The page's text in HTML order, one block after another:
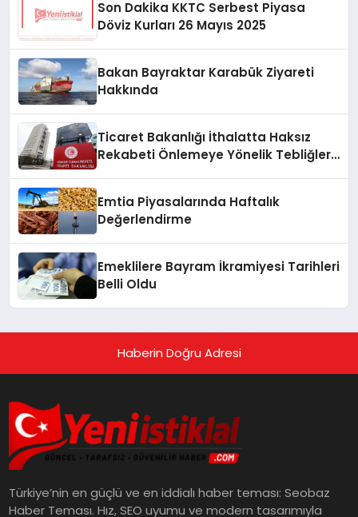
Son Dakika KKTC Serbest Piyasa
Döviz Kurları 26 Mayıs 2025
Bakan Bayraktar Karabük Ziyareti
Hakkında
Ticaret Bakanlığı İthalatta Haksız
Rekabeti Önlemeye Yönelik Tebliğleri
Emtia Piyasalarında Haftalık
Değerlendirme
Emeklilere Bayram İkramiyesi Tarihleri
Belli Oldu
Haberin Doğru Adresi
Türkiye’nin en güçlü ve en iddialı haber teması: Seobaz
Haber Teması. Hız, SEO uyumu ve modern tasarımıyla